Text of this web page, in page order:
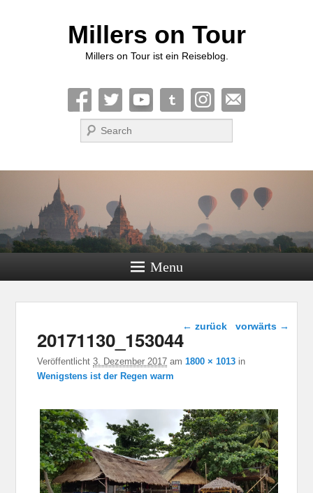
Millers on Tour
Millers on Tour ist ein Reiseblog.
Suche
Menu
Bild-Navigation
← zurück vorwärts →
20171130_153044
Veröffentlicht3. Dezember 2017 am1800 × 1013 in
Wenigstens ist der Regen warm